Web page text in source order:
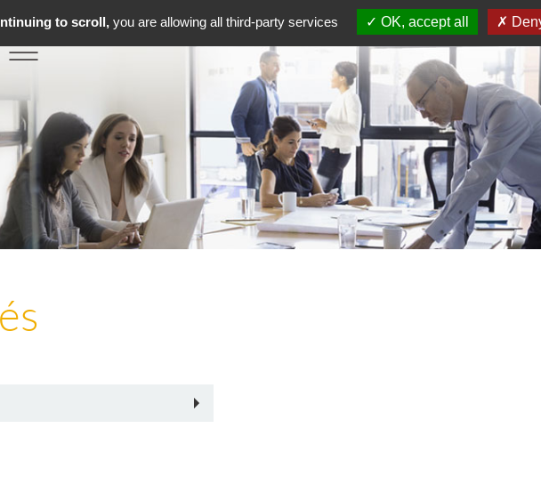
Toggle
navigation
to scroll,you are allowing all third-party services OK, accept all